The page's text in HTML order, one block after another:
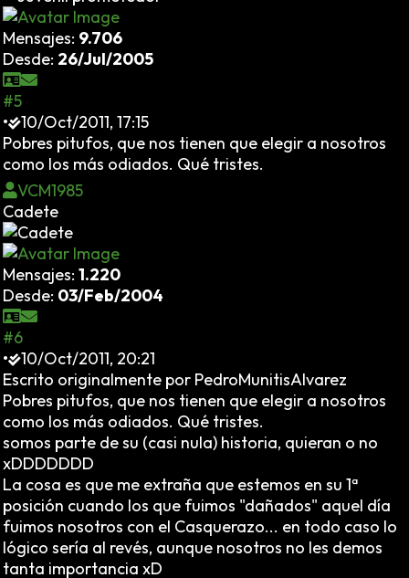
Mensajes: 9.706
Desde: 26/Jul/2005
#5
•
10/Oct/2011, 17:15
Pobres pitufos, que nos tienen que elegir a nosotros
como los más odiados. Qué tristes.
VCM1985
Cadete
Mensajes: 1.220
Desde: 03/Feb/2004
#6
•
10/Oct/2011, 20:21
Escrito originalmente por PedroMunitisAlvarez
Pobres pitufos, que nos tienen que elegir a nosotros
como los más odiados. Qué tristes.
somos parte de su (casi nula) historia, quieran o no
xDDDDDDD
La cosa es que me extraña que estemos en su 1ª
posición cuando los que fuimos "dañados" aquel día
fuimos nosotros con el Casquerazo... en todo caso lo
lógico sería al revés, aunque nosotros no les demos
tanta importancia xD